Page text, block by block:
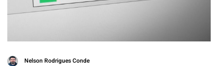
Nelson Rodrigues Conde